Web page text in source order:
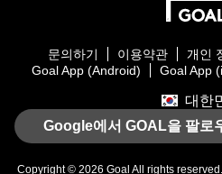
문의하기 이용약관 개인
Goal App (Android)
Goal App
대한
Google에서 GOAL을 팔로
Copyright © 2026 Goal All rights